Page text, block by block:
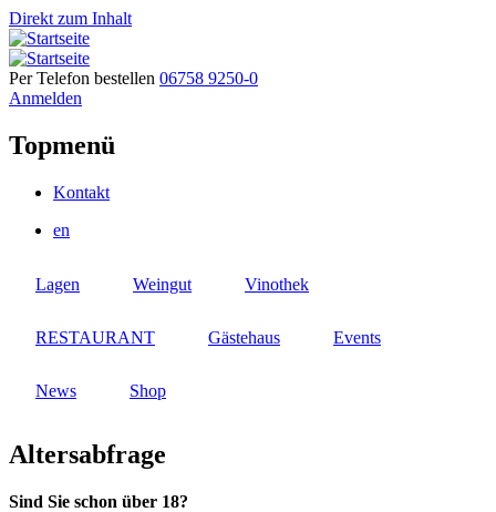
Direkt zum Inhalt
Per Telefon bestellen 06758 9250-0
Anmelden
Topmenü
Kontakt
en
Lagen Weingut Vinothek
RESTAURANT Gästehaus Events
News Shop
Altersabfrage
Sind Sie schon über 18?